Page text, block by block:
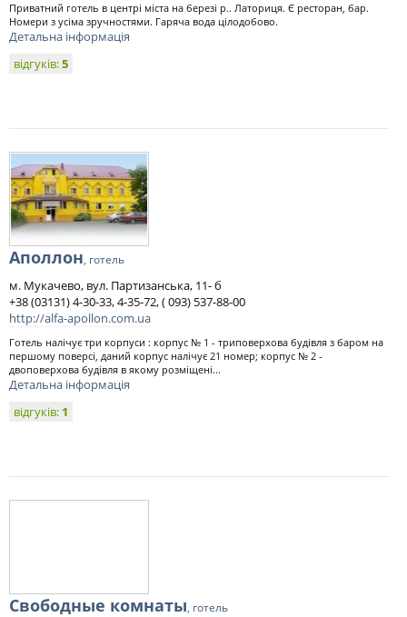
Приватний готель в центрі міста на березі р.. Латориця. Є ресторан, бар.
Номери з усіма зручностями. Гаряча вода цілодобово.
Детальна інформація
відгуків:5
Аполлон, готель
м. Мукачево, вул. Партизанська, 11- б
+38 (03131) 4-30-33, 4-35-72, ( 093) 537-88-00
http://alfa-apollon.com.ua
Готель налічує три корпуси : корпус № 1 - триповерхова будівля з баром на
першому поверсі, даний корпус налічує 21 номер; корпус № 2 -
двоповерхова будівля в якому розміщені...
Детальна інформація
відгуків: 1
Свободные комнаты, готель